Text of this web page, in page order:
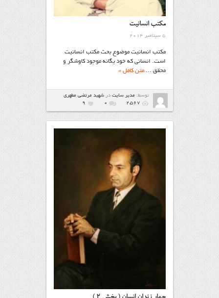
مكتب انسانیت
5 سپتامبر 2014
مكتب انسانیت موضوع بحث مكتب انسانیت
است. انسانی كه خود یگانه موجود كاوشگر و
محقق ...متن کامل »
توسط: مدیر سایتدرشهيد مرتضي مطهري
2,567
۰ 9